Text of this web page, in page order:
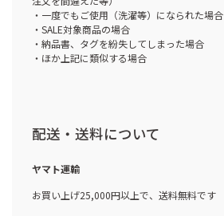
・一度でもご使用（洗濯等）になられた場合
・SALE対象商品の場合
・納品書、タグを紛失してしまった場合
・ほか上記に類似する場合
配送・送料について
ヤマト運輸
お買い上げ25,000円以上で、送料無料です